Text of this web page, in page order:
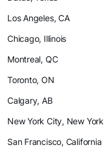
Los Angeles, CA
Chicago, Illinois
Montreal, QC
Toronto, ON
Calgary, AB
New York City, New York
San Francisco, California